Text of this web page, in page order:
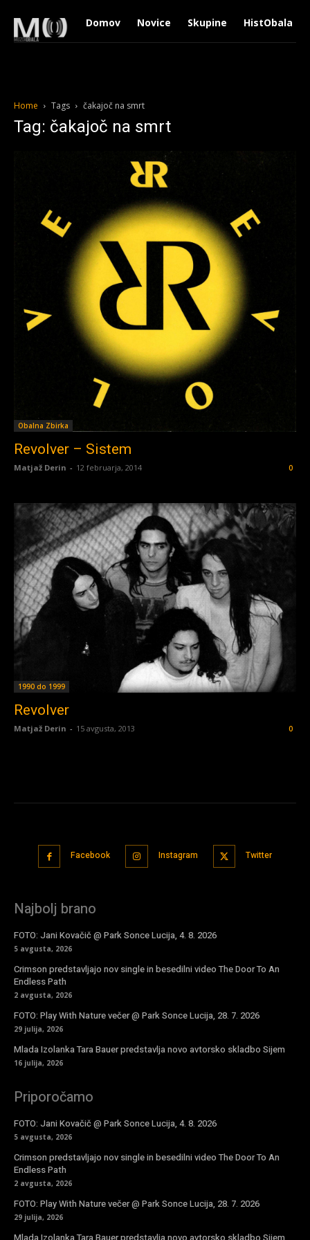
Domov Novice Skupine HistObala
Home Tags čakajoč na smrt
Tag: čakajoč na smrt
Obalna Zbirka
Revolver – Sistem
Matjaž Derin - 12 februarja, 2014 0
1990 do 1999
Revolver
Matjaž Derin - 15 avgusta, 2013 0
Facebook Instagram Twitter
Najbolj brano
FOTO: Jani Kovačič @ Park Sonce Lucija, 4. 8. 2026
5 avgusta, 2026
Crimson predstavljajo nov single in besedilni video The Door To An
Endless Path
2 avgusta, 2026
FOTO: Play With Nature večer @ Park Sonce Lucija, 28. 7. 2026
29 julija, 2026
Mlada Izolanka Tara Bauer predstavlja novo avtorsko skladbo Sijem
16 julija, 2026
Priporočamo
FOTO: Jani Kovačič @ Park Sonce Lucija, 4. 8. 2026
5 avgusta, 2026
Crimson predstavljajo nov single in besedilni video The Door To An
Endless Path
2 avgusta, 2026
FOTO: Play With Nature večer @ Park Sonce Lucija, 28. 7. 2026
29 julija, 2026